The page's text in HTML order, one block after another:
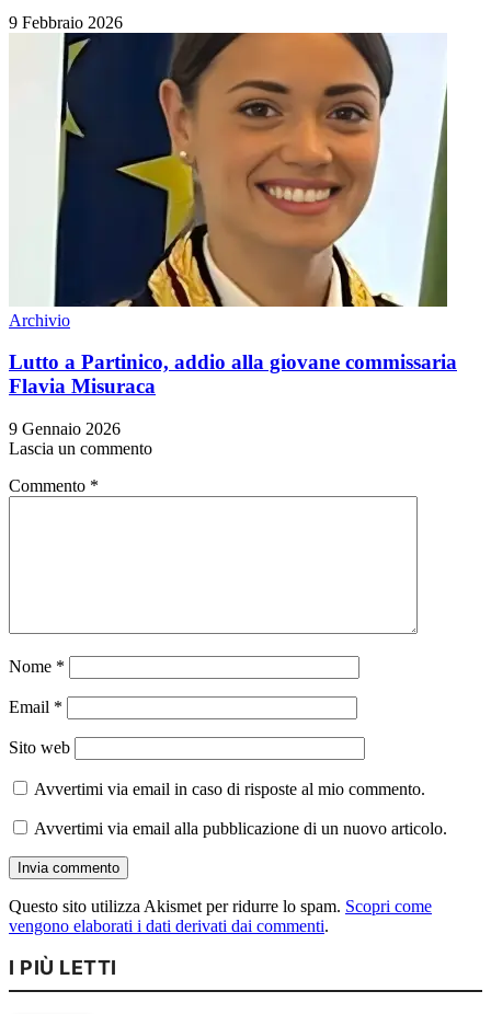
9 Febbraio 2026
Archivio
Lutto a Partinico, addio alla giovane commissaria
Flavia Misuraca
9 Gennaio 2026
Lascia un commento
Commento *
Nome *
Email *
Sito web
Avvertimi via email in caso di risposte al mio commento.
Avvertimi via email alla pubblicazione di un nuovo articolo.
Questo sito utilizza Akismet per ridurre lo spam. Scopri come
vengono elaborati i dati derivati dai commenti.
I PIÙ LETTI